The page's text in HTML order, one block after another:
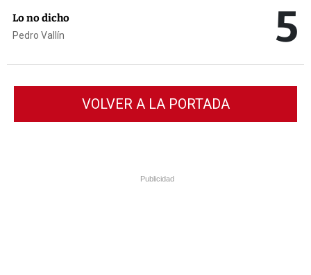
Lo no dicho
Pedro Vallín 5
VOLVER A LA PORTADA
Publicidad